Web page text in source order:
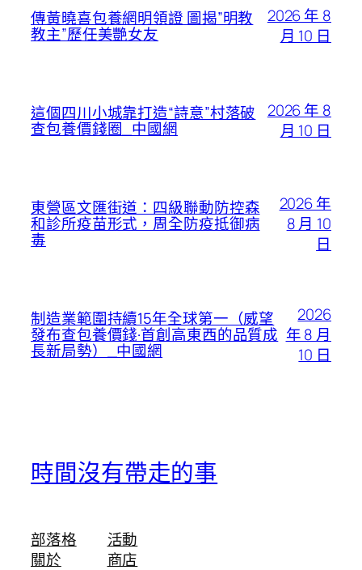
傳黃曉喜包養網明領證 圖揭”明教
教主”歷任美艷女友
2026 年 8
月 10 日
這個四川小城靠打造“詩意”村落破
查包養價錢圈_中國網
2026 年 8
月 10 日
東營區文匯街道：四級聯動防控森
和診所疫苗形式，周全防疫抵御病
毒
2026 年
8 月 10
日
制造業範圍持續15年全球第一（威望
發布查包養價錢·首創高東西的品質成
長新局勢）_中國網
2026
年 8 月
10 日
時間沒有帶走的事
部落格
關於
活動
商店